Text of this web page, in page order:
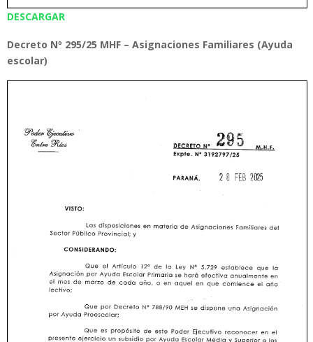
DESCARGAR
Decreto Nº 295/25 MHF – Asignaciones Familiares (Ayuda
escolar)